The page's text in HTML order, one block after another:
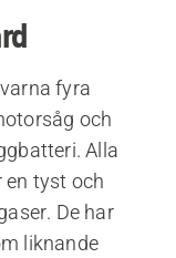
fyra
och
Alla
en tyst och
De har
liknande